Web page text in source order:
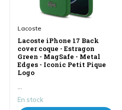
Lacoste
Lacoste iPhone 17 Back
cover coque - Estragon
Green - MagSafe - Metal
Edges - Iconic Petit Pique
Logo
En stock